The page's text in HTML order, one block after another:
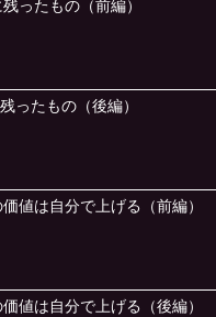
ったもの（前編）
ったもの（後編）
値は自分で上げる（前編）
値は自分で上げる（後編）